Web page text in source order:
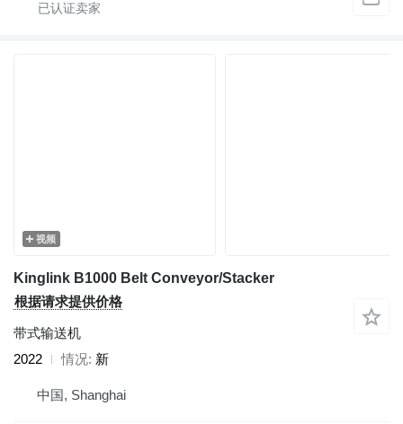
视频
Kinglink B1000 Belt Conveyor/Stacker
根据请求提供价格
带式输送机
2022
情况 新
中国, Shanghai